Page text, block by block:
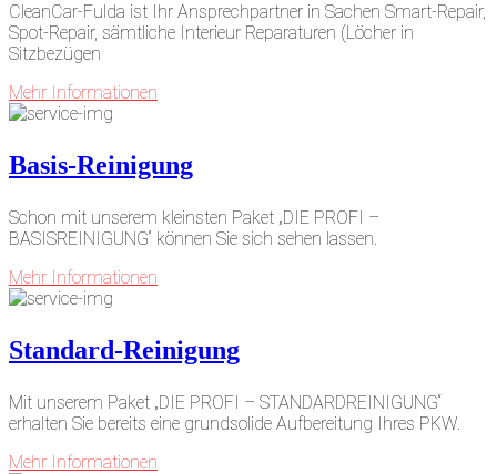
CleanCar-Fulda ist Ihr Ansprechpartner in Sachen Smart-Repair,
Spot-Repair, sämtliche Interieur Reparaturen (Löcher in
Sitzbezügen
Mehr Informationen
Basis-Reinigung
Schon mit unserem kleinsten Paket „DIE PROFI –
BASISREINIGUNG“ können Sie sich sehen lassen.
Mehr Informationen
Standard-Reinigung
Mit unserem Paket „DIE PROFI – STANDARDREINIGUNG“
erhalten Sie bereits eine grundsolide Aufbereitung Ihres PKW.
Mehr Informationen